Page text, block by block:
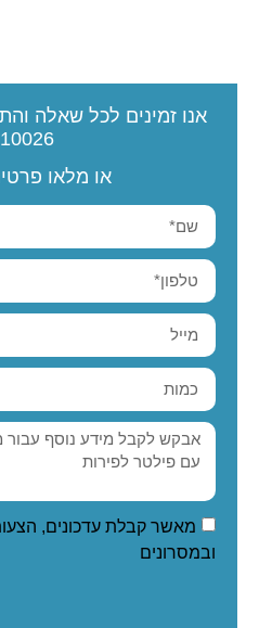
אנו זמינים לכל שאלה
או מלאו
מאשר קבלת עדכונים,
ובמסרונים